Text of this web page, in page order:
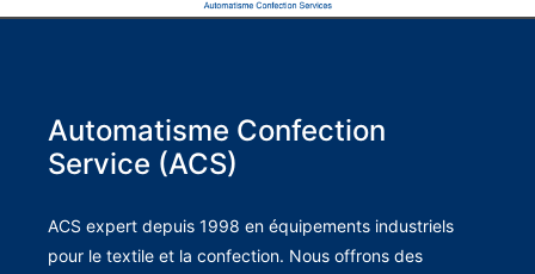
Automatisme Confection
Service (ACS)
ACS expert depuis 1998 en équipements industriels
pour le textile et la confection. Nous offrons des